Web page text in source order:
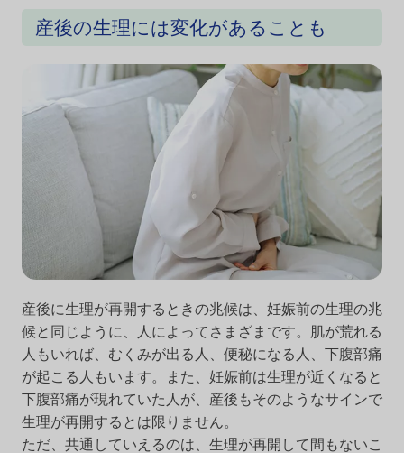
産後の生理には変化があることも
産後に生理が再開するときの兆候は、妊娠前の生理の兆
候と同じように、人によってさまざまです。肌が荒れる
人もいれば、むくみが出る人、便秘になる人、下腹部痛
が起こる人もいます。また、妊娠前は生理が近くなると
下腹部痛が現れていた人が、産後もそのようなサインで
生理が再開するとは限りません。
ただ、共通していえるのは、生理が再開して間もないこ